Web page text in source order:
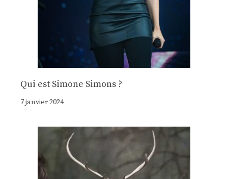
Qui est Simone Simons ?
7 janvier 2024